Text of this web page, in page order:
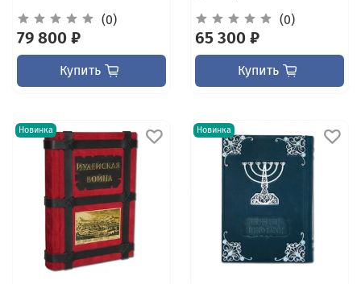
(0)
79 800 ₽
Купить
(0)
65 300 ₽
Купить
Новинка Новинка